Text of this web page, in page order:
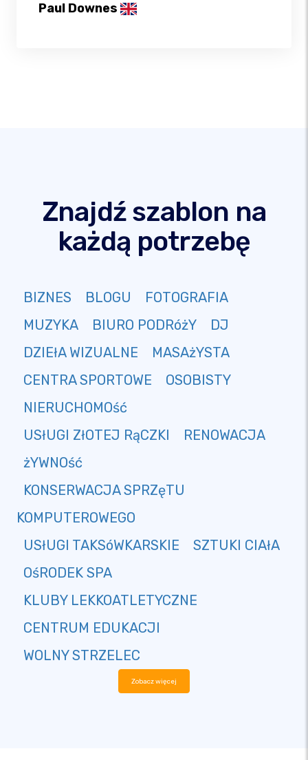
Paul Downes
Znajdź szablon na
każdą potrzebę
BIZNES BLOGU
FOTOGRAFIA
MUZYKA
BIURO PODRóżY
DJ
DZIEłA WIZUALNE
MASAżYSTA
CENTRA SPORTOWE
OSOBISTY
NIERUCHOMOść
USłUGI ZłOTEJ RąCZKI
RENOWACJA
żYWNOść
KONSERWACJA SPRZęTU
KOMPUTEROWEGO
USłUGI TAKSóWKARSKIE
SZTUKI CIAłA
OśRODEK SPA
KLUBY LEKKOATLETYCZNE
CENTRUM EDUKACJI
WOLNY STRZELEC
Zobacz więcej